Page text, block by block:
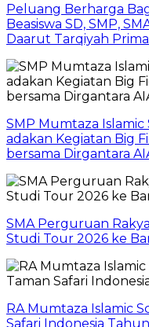
Peluang Berharga
Beasiswa SD, SMP,
Daarut Tarqiyah
SMP Mumtaza
adakan Kegiatan Big
bersama Dirgantara
SMA Perguruan
Studi Tour 2026 ke
RA Mumtaza Islamic
Safari Indonesia